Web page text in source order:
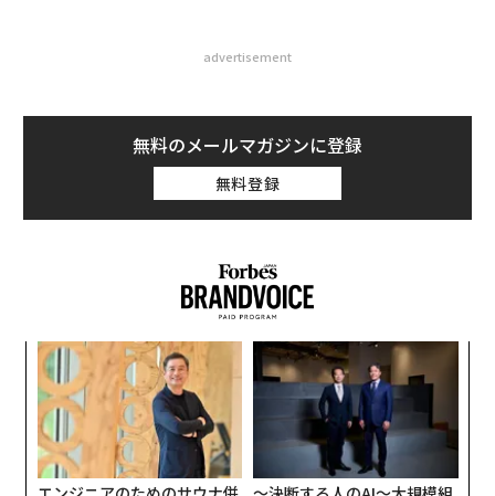
advertisement
無料のメールマガジンに登録
無料登録